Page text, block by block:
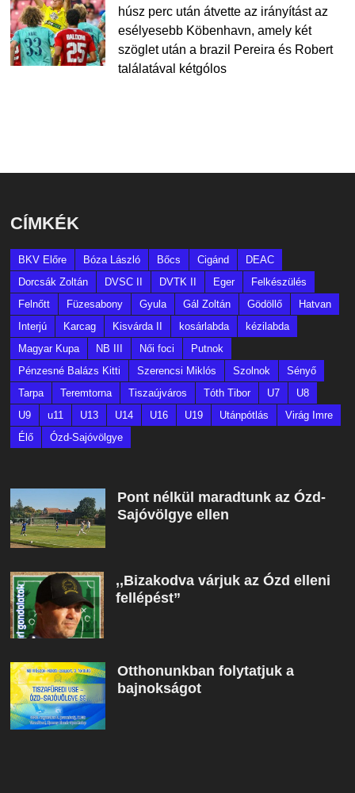
húsz perc után átvette az irányítást az
esélyesebb Köbenhavn, amely két
szöglet után a brazil Pereira és Robert
találatával kétgólos
CÍMKÉK
BKV Előre Bóza László Bőcs Cigánd
DEAC
Dorcsák Zoltán
DVSC II DVTK II Eger
Felkészülés
Felnőtt
Füzesabony Gyula Gál Zoltán Gödöllő
Hatvan
Interjú
Karcag Kisvárda II kosárlabda
kézilabda
Magyar Kupa
NB III Női foci
Putnok
Pénzesné Balázs Kitti
Szerencsi Miklós Szolnok
Sényő
Tarpa
Teremtorna Tiszaújváros Tóth Tibor U7
U8
U9
u11 U13 U14 U16 U19 Utánpótlás
Virág Imre
Élő
Ózd-Sajóvölgye
Pont nélkül maradtunk az Ózd-
Sajóvölgye ellen
,,Bizakodva várjuk az Ózd elleni
fellépést”
Otthonunkban folytatjuk a
bajnokságot